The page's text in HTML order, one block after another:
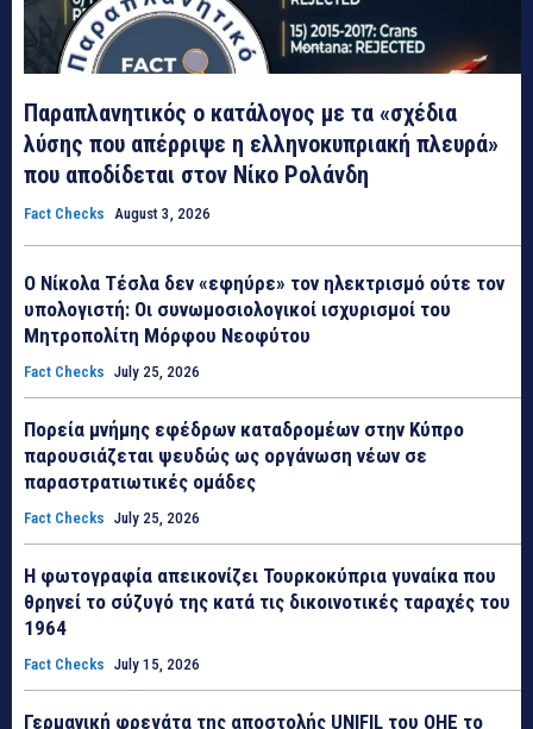
Παραπλανητικός ο κατάλογος με τα «σχέδια
λύσης που απέρριψε η ελληνοκυπριακή πλευρά»
που αποδίδεται στον Νίκο Ρολάνδη
Fact Checks August 3, 2026
Ο Νίκολα Τέσλα δεν «εφηύρε» τον ηλεκτρισμό ούτε τον
υπολογιστή: Οι συνωμοσιολογικοί ισχυρισμοί του
Μητροπολίτη Μόρφου Νεοφύτου
Fact Checks July 25, 2026
Πορεία μνήμης εφέδρων καταδρομέων στην Κύπρο
παρουσιάζεται ψευδώς ως οργάνωση νέων σε
παραστρατιωτικές ομάδες
Fact Checks July 25, 2026
Η φωτογραφία απεικονίζει Τουρκοκύπρια γυναίκα που
θρηνεί το σύζυγό της κατά τις δικοινοτικές ταραχές του
1964
Fact Checks July 15, 2026
Γερμανική φρεγάτα της αποστολής UNIFIL του ΟΗΕ το